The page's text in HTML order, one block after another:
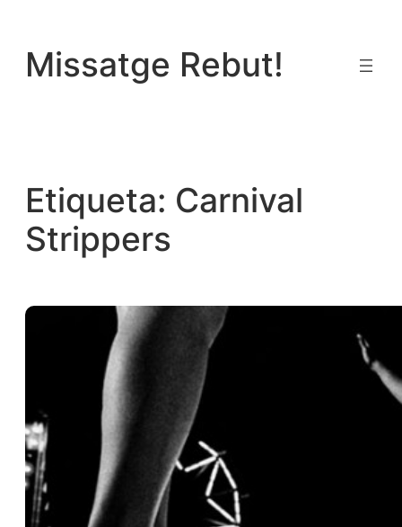
contingut
Missatge Rebut!
Etiqueta: Carnival
Strippers